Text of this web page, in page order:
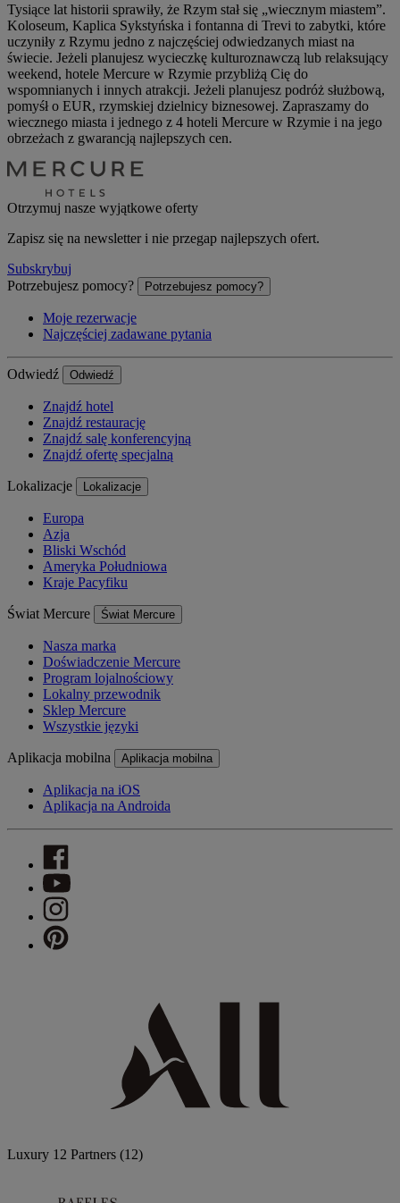
Tysiące lat historii sprawiły, że Rzym stał się „wiecznym miastem”.
Koloseum, Kaplica Sykstyńska i fontanna di Trevi to zabytki, które
uczyniły z Rzymu jedno z najczęściej odwiedzanych miast na
świecie. Jeżeli planujesz wycieczkę kulturoznawczą lub relaksujący
weekend, hotele Mercure w Rzymie przybliżą Cię do
wspomnianych i innych atrakcji. Jeżeli planujesz podróż służbową,
pomyśł o EUR, rzymskiej dzielnicy biznesowej. Zapraszamy do
wiecznego miasta i jednego z 4 hoteli Mercure w Rzymie i na jego
obrzeżach z gwarancją najlepszych cen.
Otrzymuj nasze wyjątkowe oferty
Zapisz się na newsletter i nie przegap najlepszych ofert.
Subskrybuj
Potrzebujesz pomocy?
Potrzebujesz pomocy?
Moje rezerwacje
Najczęściej zadawane pytania
Odwiedź Odwiedź
Znajdź hotel
Znajdź restaurację
Znajdź salę konferencyjną
Znajdź ofertę specjalną
Lokalizacje Lokalizacje
Europa
Azja
Bliski Wschód
Ameryka Południowa
Kraje Pacyfiku
Świat Mercure Świat Mercure
Nasza marka
Doświadczenie Mercure
Program lojalnościowy
Lokalny przewodnik
Sklep Mercure
Wszystkie języki
Aplikacja mobilna Aplikacja mobilna
Aplikacja na iOS
Aplikacja na Androida
Luxury 12 Partners (12)